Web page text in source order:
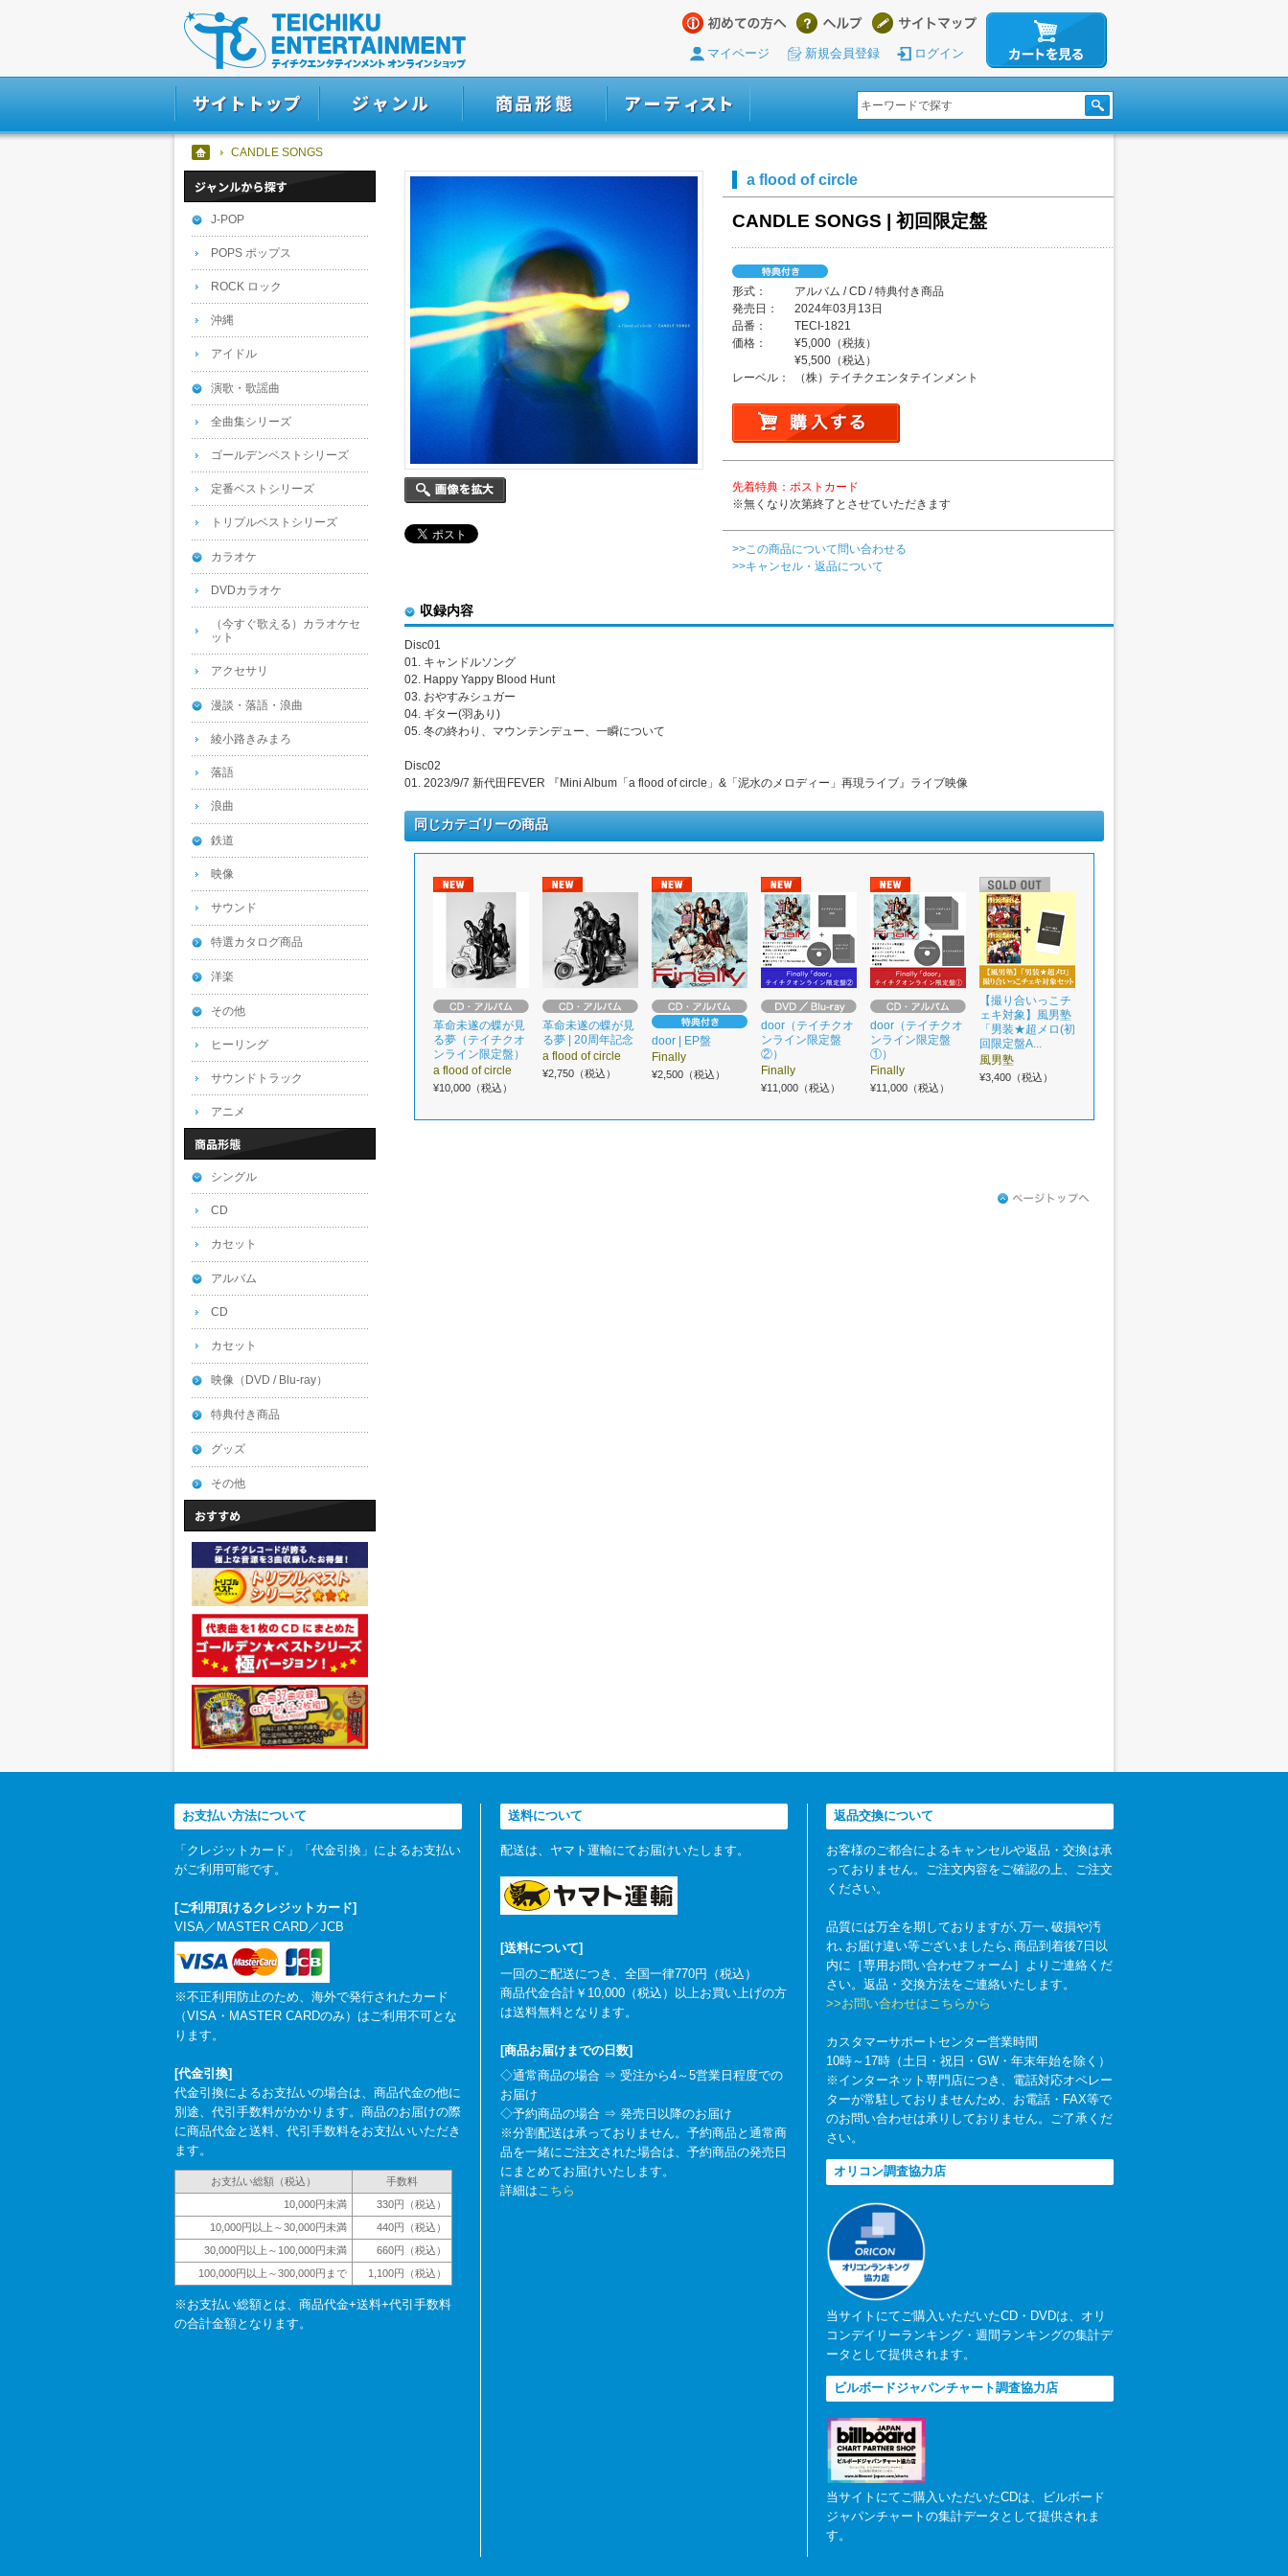
マイページ 新規会員登録 ログイン
CANDLE SONGS
a flood of circle
CANDLE SONGS | 初回限定盤
形式：
アルバム / CD / 特典付き商品
発売日：
2024年03月13日
品番：
TECI-1821
価格：
¥5,000（税抜）
¥5,500（税込）
レーベル：
（株）テイチクエンタテインメント
先着特典：ポストカード
※無くなり次第終了とさせていただきます
>>この商品について問い合わせる
>>キャンセル・返品について
収録内容
Disc01
01. キャンドルソング
02. Happy Yappy Blood Hunt
03. おやすみシュガー
04. ギター(羽あり)
05. 冬の終わり、マウンテンデュー、一瞬について
Disc02
01. 2023/9/7 新代田FEVER 『Mini Album「a flood of circle」&「泥水のメロディー」再現ライブ』ライブ映像
同じカテゴリーの商品
革命未遂の蝶が見
る夢（テイチクオ
ンライン限定盤）
a flood of circle
¥10,000（税込）
革命未遂の蝶が見
る夢 | 20周年記念
a flood of circle
¥2,750（税込）
door | EP盤
Finally
¥2,500（税込）
door（テイチクオ
ンライン限定盤
②）
Finally
¥11,000（税込）
door（テイチクオ
ンライン限定盤
①）
Finally
¥11,000（税込）
【撮り合いっこチ
ェキ対象】風男塾
「男装★超メロ(初
回限定盤A...
風男塾
¥3,400（税込）
J-POP
POPS ポップス
ROCK ロック
沖縄
アイドル
演歌・歌謡曲
全曲集シリーズ
ゴールデンベストシリーズ
定番ベストシリーズ
トリプルベストシリーズ
カラオケ
DVDカラオケ
（今すぐ歌える）カラオケセ
ット
アクセサリ
漫談・落語・浪曲
綾小路きみまろ
落語
浪曲
鉄道
映像
サウンド
特選カタログ商品
洋楽
その他
ヒーリング
サウンドトラック
アニメ
シングル
CD
カセット
アルバム
CD
カセット
映像（DVD / Blu-ray）
特典付き商品
グッズ
その他
お支払い方法について
「クレジットカード」「代金引換」によるお支払い
がご利用可能です。
[ご利用頂けるクレジットカード]
VISA／MASTER CARD／JCB
※不正利用防止のため、海外で発行されたカード
（VISA・MASTER CARDのみ）はご利用不可とな
ります。
[代金引換]
代金引換によるお支払いの場合は、商品代金の他に
別途、代引手数料がかかります。商品のお届けの際
に商品代金と送料、代引手数料をお支払いいただき
ます。
お支払い総額（税込）
手数料
10,000円未満
330円（税込）
10,000円以上～30,000円未満
440円（税込）
30,000円以上～100,000円未満
660円（税込）
100,000円以上～300,000円まで
1,100円（税込）
※お支払い総額とは、商品代金+送料+代引手数料
の合計金額となります。
送料について
配送は、ヤマト運輸にてお届けいたします。
[送料について]
一回のご配送につき、全国一律770円（税込）
商品代金合計￥10,000（税込）以上お買い上げの方
は送料無料となります。
[商品お届けまでの日数]
◇通常商品の場合 ⇒ 受注から4～5営業日程度での
お届け
◇予約商品の場合 ⇒ 発売日以降のお届け
※分割配送は承っておりません。予約商品と通常商
品を一緒にご注文された場合は、予約商品の発売日
にまとめてお届けいたします。
詳細はこちら
返品交換について
お客様のご都合によるキャンセルや返品・交換は承
っておりません。ご注文内容をご確認の上、ご注文
ください。
品質には万全を期しておりますが､万一､破損や汚
れ､お届け違い等ございましたら､商品到着後7日以
内に［専用お問い合わせフォーム］よりご連絡くだ
さい。返品・交換方法をご連絡いたします。
>>お問い合わせはこちらから
カスタマーサポートセンター営業時間
10時～17時（土日・祝日・GW・年末年始を除く）
※インターネット専門店につき、電話対応オペレー
ターが常駐しておりませんため、お電話・FAX等で
のお問い合わせは承りしておりません。ご了承くだ
さい。
オリコン調査協力店
当サイトにてご購入いただいたCD・DVDは、オリ
コンデイリーランキング・週間ランキングの集計デ
ータとして提供されます。
ビルボードジャパンチャート調査協力店
当サイトにてご購入いただいたCDは、ビルボード
ジャパンチャートの集計データとして提供されま
す。